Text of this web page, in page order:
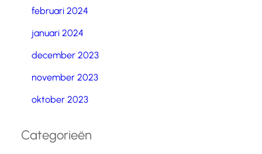
februari 2024
januari 2024
december 2023
november 2023
oktober 2023
Categorieën